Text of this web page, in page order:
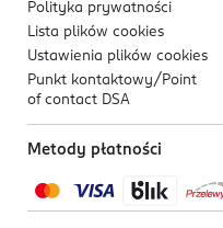
Polityka prywatności
Lista plików cookies
Ustawienia plików cookies
Punkt kontaktowy/ Point
of contact DSA
Metody płatności